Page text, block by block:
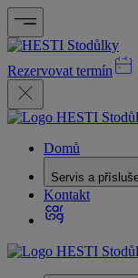
Rezervovat termín
Domů
Servis a
Kontakt